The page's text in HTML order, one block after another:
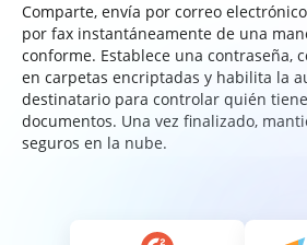
Comparte, envía por correo
por fax instantáneamente de una
conforme. Establece una contraseña,
en carpetas encriptadas y habilita la
destinatario para controlar quién
documentos. Una vez finalizado,
seguros en la nube.